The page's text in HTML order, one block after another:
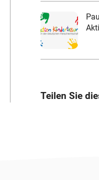
Teilen Sie